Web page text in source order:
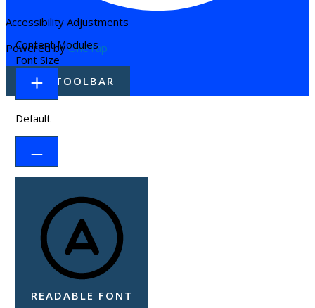
Accessibility Adjustments
Powered byOneTap
HIDE TOOLBAR
Content Modules
Font Size
Default
READABLE FONT